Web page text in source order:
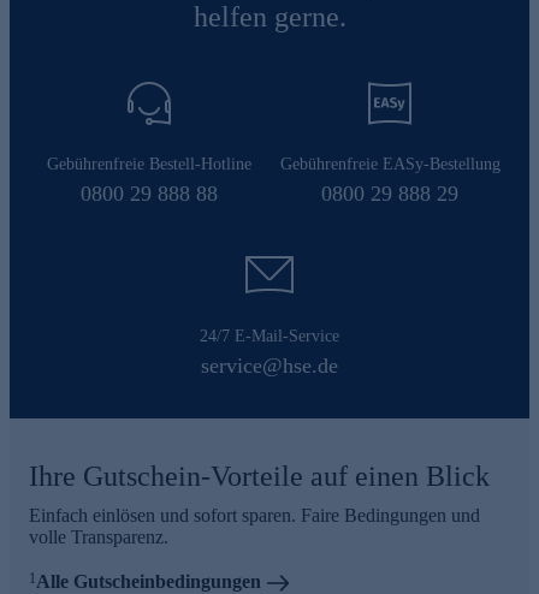
helfen gerne.
Gebührenfreie Bestell-Hotline
0800 29 888 88
Gebührenfreie EASy-Bestellung
0800 29 888 29
24/7 E-Mail-Service
service@hse.de
Ihre Gutschein-Vorteile auf einen Blick
Einfach einlösen und sofort sparen. Faire Bedingungen und
volle Transparenz.
1 Alle Gutscheinbedingungen